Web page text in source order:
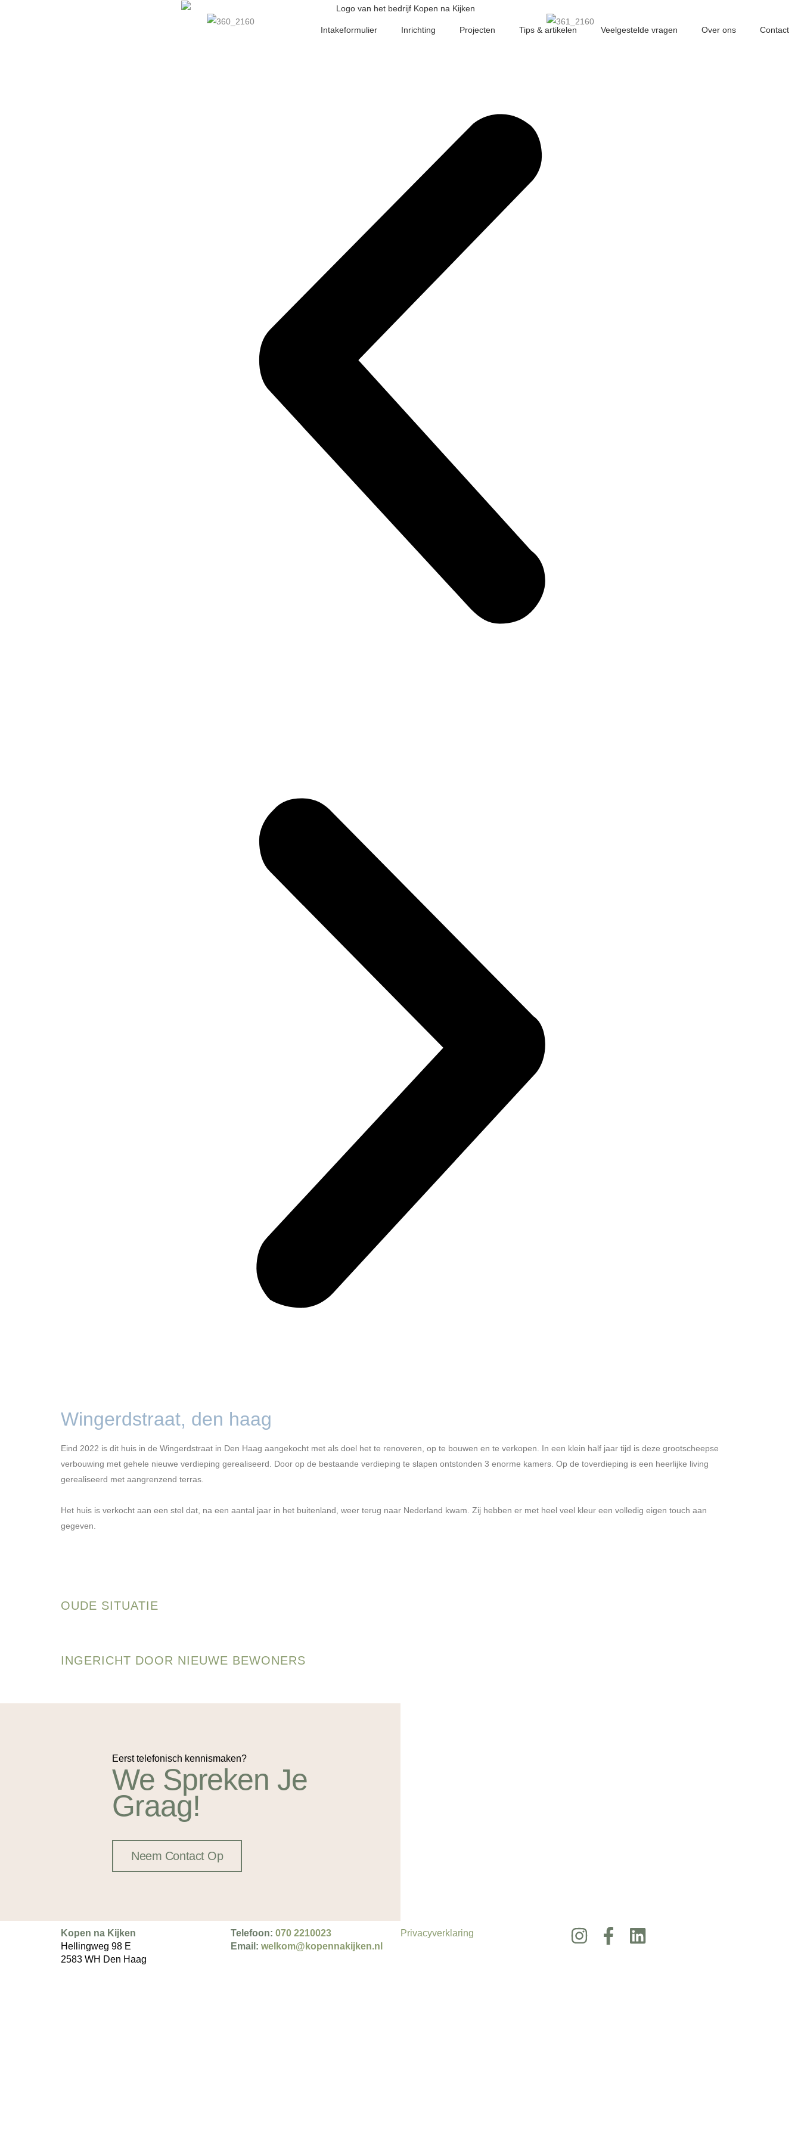
Intakeformulier Inrichting Projecten Tips & artikelen Veelgestelde vragen Over ons Contact
Wingerdstraat, den haag
Eind 2022 is dit huis in de Wingerdstraat in Den Haag aangekocht met als doel het te renoveren, op te bouwen en te verkopen. In een klein half jaar tijd is deze grootscheepse
verbouwing met gehele nieuwe verdieping gerealiseerd. Door op de bestaande verdieping te slapen ontstonden 3 enorme kamers. Op de toverdieping is een heerlijke living
gerealiseerd met aangrenzend terras.
Het huis is verkocht aan een stel dat, na een aantal jaar in het buitenland, weer terug naar Nederland kwam. Zij hebben er met heel veel kleur een volledig eigen touch aan
gegeven.
OUDE SITUATIE
INGERICHT DOOR NIEUWE BEWONERS
Eerst telefonisch kennismaken?
We Spreken Je
Graag!
Neem Contact Op
Kopen na Kijken
Hellingweg 98 E
2583 WH Den Haag
Telefoon: 070 2210023
Email: welkom@kopennakijken.nl
Privacyverklaring